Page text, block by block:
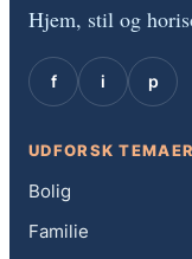
Hjem, stil og
f i p
UDFORSK TEMAER
Bolig
Familie